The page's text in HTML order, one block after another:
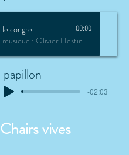
le congre
musique : Olivier Hestin
00:00
papillon
-02:03
Chairs vives